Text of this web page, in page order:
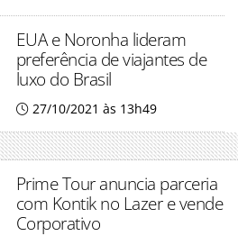
EUA e Noronha lideram
preferência de viajantes de
luxo do Brasil
27/10/2021 às 13h49
Prime Tour anuncia parceria
com Kontik no Lazer e vende
Corporativo